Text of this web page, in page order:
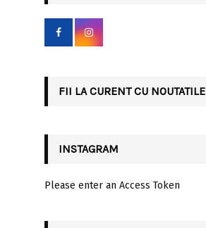
r
FII LA CURENT CU NOUTATILE
INSTAGRAM
Please enter an Access Token